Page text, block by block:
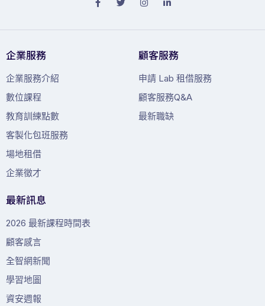
企業服務
企業服務介紹
數位課程
教育訓練點數
客製化包班服務
場地租借
企業徵才
顧客服務
申請 Lab 租借服務
顧客服務Q&A
最新職缺
最新訊息
2026 最新課程時間表
顧客感言
全智網新聞
學習地圖
資安週報